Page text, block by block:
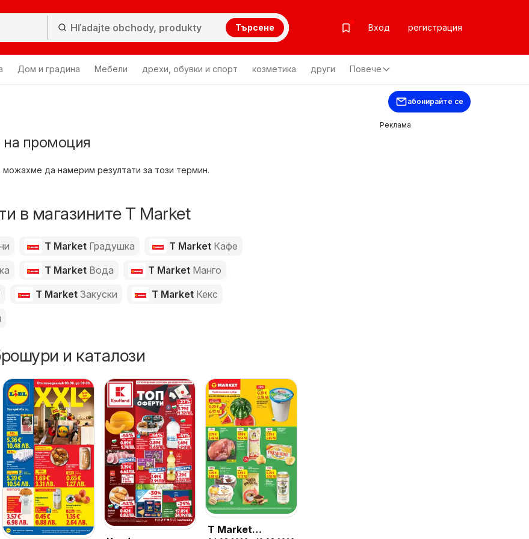
Търсене Вход регистрация
Дом и градина Мебели дрехи, обувки и спорт козметика други Повече
абонирайте се
промоция
можахме да намерим резултати за този термин.
в магазините T Market
T Market Градушка T Market Кафе
T Market Вода T Market Манго
T Market Закуски T Market Кекс
и каталози
T Market
Реклама